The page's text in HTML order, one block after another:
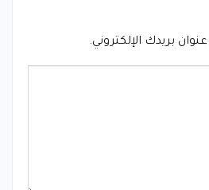
بريدك الإلكتروني.